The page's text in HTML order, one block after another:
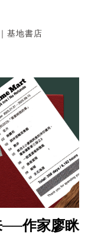
基地書店
──作家廖眯